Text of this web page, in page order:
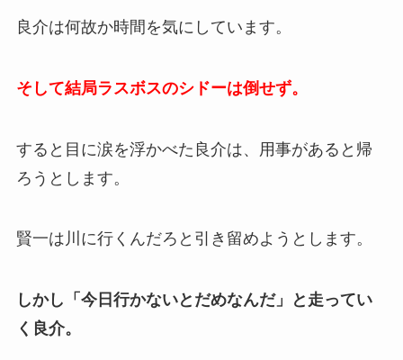
良介は何故か時間を気にしています。
そして結局ラスボスのシドーは倒せず。
すると目に涙を浮かべた良介は、用事があると帰
ろうとします。
賢一は川に行くんだろと引き留めようとします。
しかし「今日行かないとだめなんだ」と走ってい
く良介。